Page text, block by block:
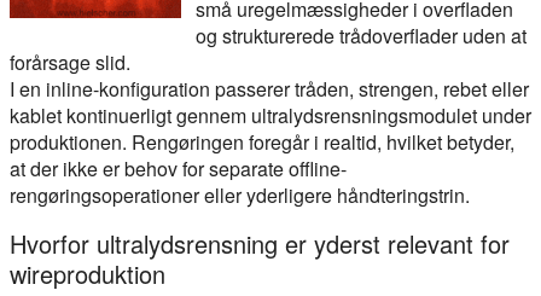
små uregelmæssigheder i overfladen
og strukturerede trådoverflader uden at
forårsage slid.
I en inline-konfiguration passerer tråden, strengen, rebet eller
kablet kontinuerligt gennem ultralydsrensningsmodulet under
produktionen. Rengøringen foregår i realtid, hvilket betyder,
at der ikke er behov for separate offline-
rengøringsoperationer eller yderligere håndteringstrin.
Hvorfor ultralydsrensning er yderst relevant for
wireproduktion